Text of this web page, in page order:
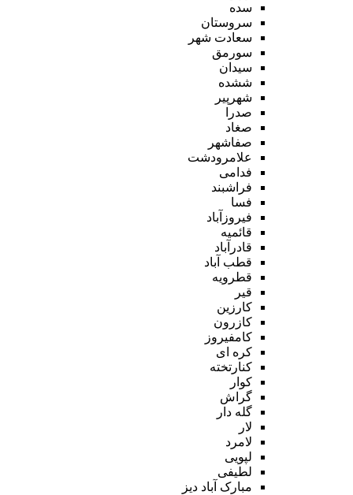
سده
سروستان
سعادت شهر
سورمق
سیدان
ششده
شهرپیر
صدرا
صغاد
صفاشهر
علامرودشت
فدامی
فراشبند
فسا
فیروزآباد
قائمیه
قادرآباد
قطب آباد
قطرویه
قیر
کارزین
کازرون
کامفیروز
کره ای
کنارتخته
کوار
گراش
گله دار
لار
لامرد
لپویی
لطیفی
مبارک آباد دیز